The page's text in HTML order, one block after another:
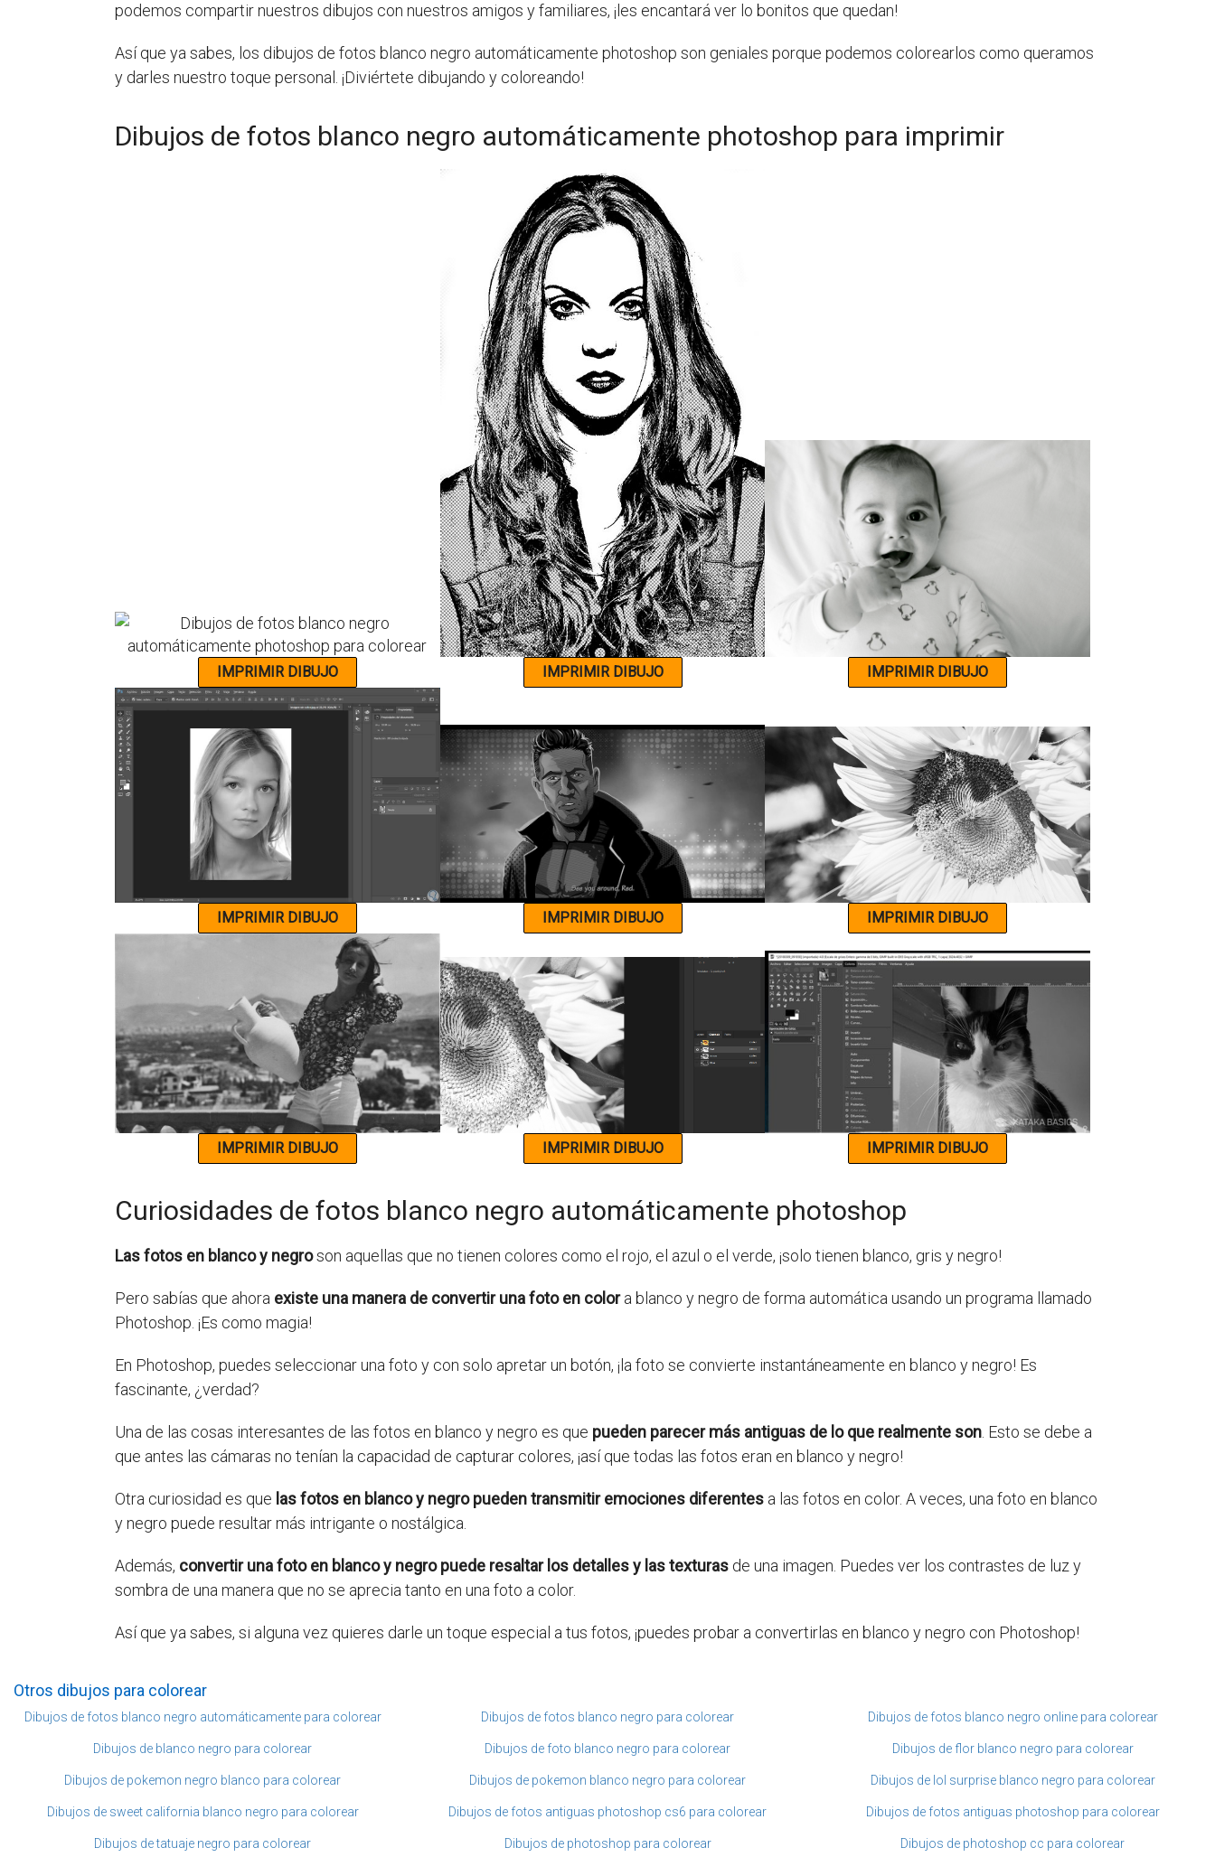
podemos compartir nuestros dibujos con nuestros amigos y familiares, ¡les encantará ver lo bonitos que quedan!
Así que ya sabes, los dibujos de fotos blanco negro automáticamente photoshop son geniales porque podemos colorearlos como queramos
y darles nuestro toque personal. ¡Diviértete dibujando y coloreando!
Dibujos de fotos blanco negro automáticamente photoshop para imprimir
Curiosidades de fotos blanco negro automáticamente photoshop
Las fotos en blanco y negroson aquellas que no tienen colores como el rojo, el azul o el verde, ¡solo tienen blanco, gris y negro!
Pero sabías que ahora existe una manera de convertir una foto en colora blanco y negro de forma automática usando un programa llamado
Photoshop. ¡Es como magia!
En Photoshop, puedes seleccionar una foto y con solo apretar un botón, ¡la foto se convierte instantáneamente en blanco y negro! Es
fascinante, ¿verdad?
Una de las cosas interesantes de las fotos en blanco y negro es que pueden parecer más antiguas de lo que realmente son. Esto se debe a
que antes las cámaras no tenían la capacidad de capturar colores, ¡así que todas las fotos eran en blanco y negro!
Otra curiosidad es que las fotos en blanco y negro pueden transmitir emociones diferentes a las fotos en color. A veces, una foto en blanco
y negro puede resultar más intrigante o nostálgica.
Además, convertir una foto en blanco y negro puede resaltar los detalles y las texturas de una imagen. Puedes ver los contrastes de luz y
sombra de una manera que no se aprecia tanto en una foto a color.
Así que ya sabes, si alguna vez quieres darle un toque especial a tus fotos, ¡puedes probar a convertirlas en blanco y negro con Photoshop!
Otros dibujos para colorear
Dibujos de fotos blanco negro automáticamente para colorear Dibujos de fotos blanco negro para colorear Dibujos de fotos blanco negro online para colorear
Dibujos de blanco negro para colorear Dibujos de foto blanco negro para colorear Dibujos de flor blanco negro para colorear
Dibujos de pokemon negro blanco para colorear Dibujos de pokemon blanco negro para colorear Dibujos de lol surprise blanco negro para colorear
Dibujos de sweet california blanco negro para colorear Dibujos de fotos antiguas photoshop cs6 para colorear Dibujos de fotos antiguas photoshop para colorear
Dibujos de tatuaje negro para colorear Dibujos de photoshop para colorear Dibujos de photoshop cc para colorear